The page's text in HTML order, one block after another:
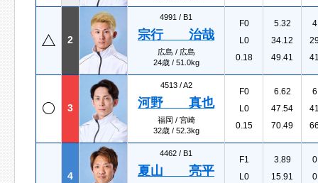
2
4991 / B1
宗行 治哉
広島 / 広島
24歳 / 51.0kg
F0
L0
0.18
5.32
34.12
49.41
3
4513 /A2
河野 真也
福岡 / 宮崎
32歳 / 52.3kg
F0
L0
0.15
6.62
47.54
70.49
4
4462 / B1
夏山 亮平
F1
L0
3.89
15.91